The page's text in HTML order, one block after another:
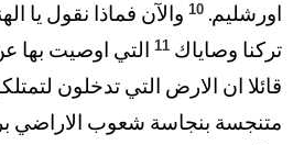
اورشليم. 10 والآن فماذا نقول يا
تركنا وصاياك 11
التي اوصيت بها
قائلا ان الارض التي تدخلون
متنجسة بنجاسة شعوب الاراضي